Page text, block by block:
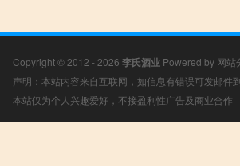
Copyright © 2012 - 2026 李氏酒业 Powered by 网站
声明：本站内容来自互联网，如信息有错误可发邮
本站仅为个人兴趣爱好，不接盈利性广告及商业合作